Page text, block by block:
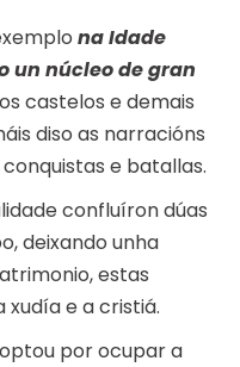
na Idade
un núcleo de gran
castelos e demais
diso as narracións
e batallas.
confluíron dúas
deixando unha
estas
xudía e a cristiá.
por ocupar a